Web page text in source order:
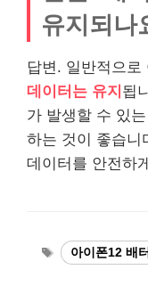
유지되나
답변. 일반적으로
데이터는 유지 됩
가 발생할 수 있
하는 것이 좋습니
데이터를 안전하
Tags아이폰12 배